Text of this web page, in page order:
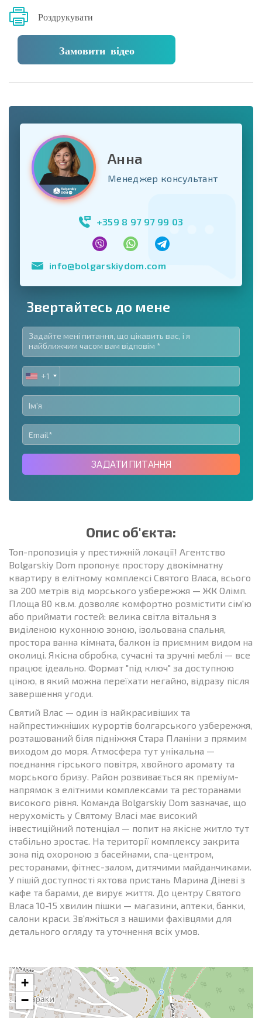
Роздрукувати
Замовити відео
Анна
Менеджер консультант
+359 8 97 97 99 03
info@bolgarskiydom.com
Звертайтесь до мене
UNITED
STATES
+1
+1
ЗАДАТИ ПИТАННЯ
Опис об'єкта:
Топ-пропозиція у престижній локації! Агентство
Bolgarskiy Dom пропонує простору двокімнатну
квартиру в елітному комплексі Святого Власа, всього
за 200 метрів від морського узбережжя — ЖК Олімп.
Площа 80 кв.м. дозволяє комфортно розмістити сім'ю
або приймати гостей: велика світла вітальня з
виділеною кухонною зоною, ізольована спальня,
простора ванна кімната, балкон із приємним видом на
околиці. Якісна обробка, сучасні та зручні меблі — все
працює ідеально. Формат "під ключ" за доступною
ціною, в який можна переїхати негайно, відразу після
завершення угоди.
Святий Влас — один із найкрасивіших та
найпрестижніших курортів болгарського узбережжя,
розташований біля підніжжя Стара Планіни з прямим
виходом до моря. Атмосфера тут унікальна —
поєднання гірського повітря, хвойного аромату та
морського бризу. Район розвивається як преміум-
напрямок з елітними комплексами та ресторанами
високого рівня. Команда Bolgarskiy Dom зазначає, що
нерухомість у Святому Власі має високий
інвестиційний потенціал — попит на якісне житло тут
стабільно зростає. На території комплексу закрита
зона під охороною з басейнами, спа-центром,
ресторанами, фітнес-залом, дитячими майданчиками.
У пішій доступності яхтова пристань Марина Діневі з
кафе та барами, де вирує життя. До центру Святого
Власа 10-15 хвилин пішки — магазини, аптеки, банки,
салони краси. Зв'яжіться з нашими фахівцями для
детального огляду та уточнення всіх умов.
+
−